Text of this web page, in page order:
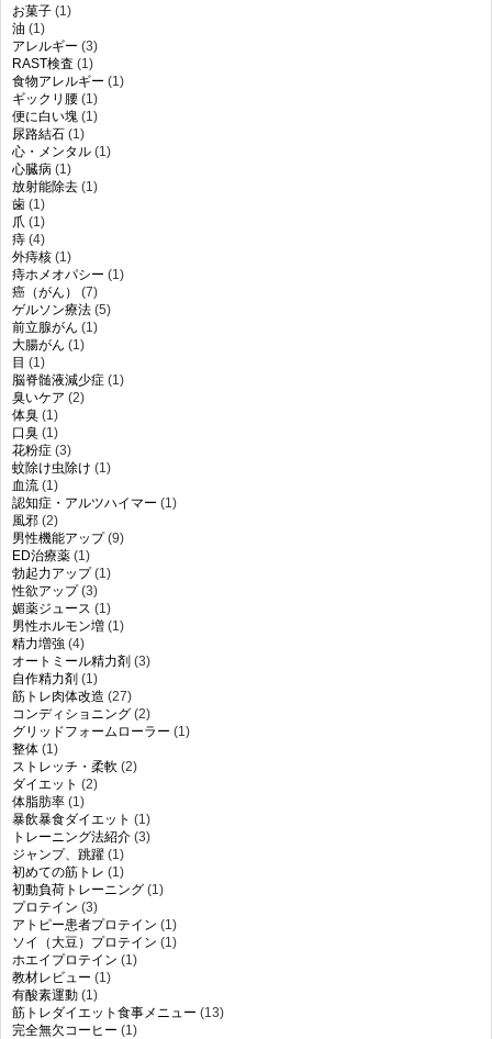
お菓子 (1)
油 (1)
アレルギー (3)
RAST検査 (1)
食物アレルギー (1)
ギックリ腰 (1)
便に白い塊 (1)
尿路結石 (1)
心・メンタル (1)
心臓病 (1)
放射能除去 (1)
歯 (1)
爪 (1)
痔 (4)
外痔核 (1)
痔ホメオパシー (1)
癌（がん）
(7)
ゲルソン療法 (5)
前立腺がん (1)
大腸がん (1)
目 (1)
脳脊髄液減少症 (1)
臭いケア (2)
体臭 (1)
口臭 (1)
花粉症 (3)
蚊除け虫除け (1)
血流 (1)
認知症・アルツハイマー (1)
風邪 (2)
男性機能アップ(9)
ED治療薬 (1)
勃起力アップ(1)
性欲アップ(3)
媚薬ジュース (1)
男性ホルモン増 (1)
精力増強 (4)
オートミール精力剤 (3)
自作精力剤 (1)
筋トレ肉体改造 (27)
コンディショニング (2)
グリッドフォームローラー (1)
整体 (1)
ストレッチ・柔軟 (2)
ダイエット (2)
体脂肪率 (1)
暴飲暴食ダイエット (1)
トレーニング法紹介 (3)
ジャンプ、跳躍 (1)
初めての筋トレ (1)
初動負荷トレーニング (1)
プロテイン (3)
アトピー患者プロテイン (1)
ソイ（大豆）プロテイン (1)
ホエイプロテイン (1)
教材レビュー (1)
有酸素運動 (1)
筋トレダイエット食事メニュー (13)
完全無欠コーヒー (1)